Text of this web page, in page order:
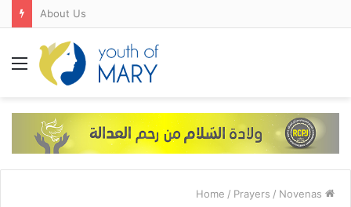
FRANCE-SPAIN-PORTUGAL
Menu
/ Prayers / Novenas